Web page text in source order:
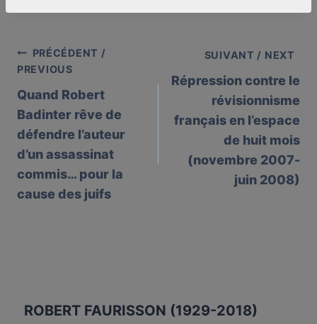
Post
navigation
PRÉCÉDENT /
PREVIOUS
Quand Robert
Badinter rêve de
défendre l’auteur
d’un assassinat
commis… pour la
cause des juifs
SUIVANT / NEXT
Répression contre le
révisionnisme
français en l’espace
de huit mois
(novembre 2007-
juin 2008)
ROBERT FAURISSON (1929-2018)